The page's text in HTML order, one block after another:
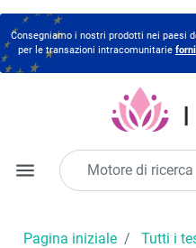
Consegniamo i nostri prodotti nei paesi
per le transazioni intracomunitarie
menu
Pagina iniziale Tutti i